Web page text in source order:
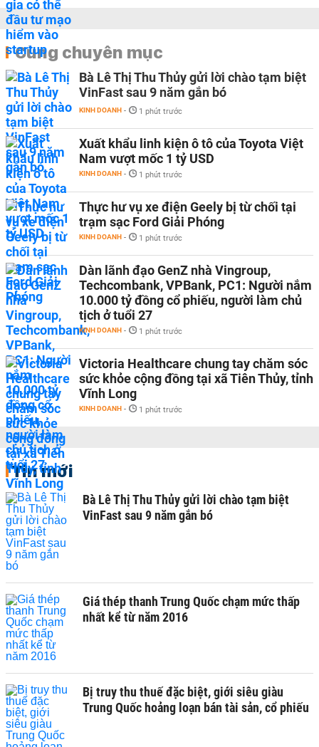
Cùng chuyên mục
Bà Lê Thị Thu Thủy gửi lời chào tạm biệt
VinFast sau 9 năm gắn bó
KINH DOANH - 1 phút trước
Xuất khẩu linh kiện ô tô của Toyota Việt
Nam vượt mốc 1 tỷ USD
KINH DOANH - 1 phút trước
Thực hư vụ xe điện Geely bị từ chối tại
trạm sạc Ford Giải Phóng
KINH DOANH - 1 phút trước
Dàn lãnh đạo GenZ nhà Vingroup,
Techcombank, VPBank, PC1: Người nắm
10.000 tỷ đồng cổ phiếu, người làm chủ
tịch ở tuổi 27
KINH DOANH - 1 phút trước
Victoria Healthcare chung tay chăm sóc
sức khỏe cộng đồng tại xã Tiên Thủy, tỉnh
Vĩnh Long
KINH DOANH - 1 phút trước
Tin mới
Bà Lê Thị Thu Thủy gửi lời chào tạm biệt
VinFast sau 9 năm gắn bó
Giá thép thanh Trung Quốc chạm mức thấp
nhất kể từ năm 2016
Bị truy thu thuế đặc biệt, giới siêu giàu
Trung Quốc hoảng loạn bán tài sản, cổ phiếu